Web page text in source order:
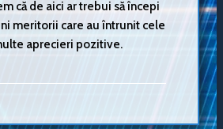
că de aici ar trebui să începi
meritorii care au întrunit cele
aprecieri pozitive.